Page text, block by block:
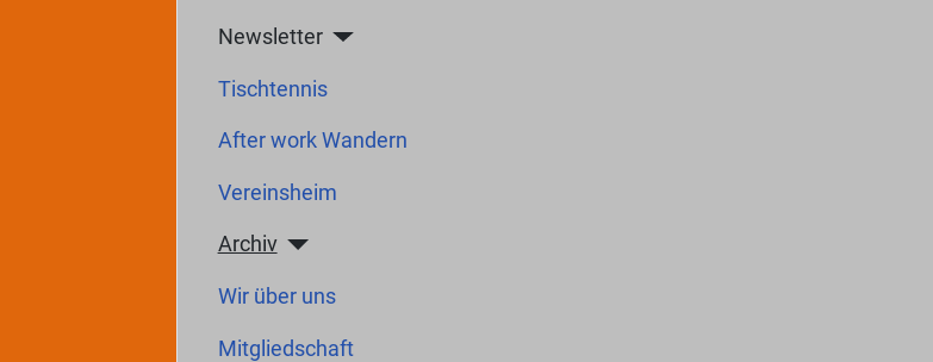
Newsletter
Tischtennis
After work Wandern
Vereinsheim
Archiv
Wir über uns
Mitgliedschaft